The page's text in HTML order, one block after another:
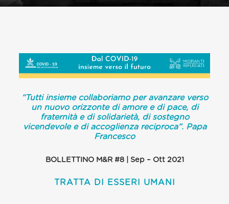
“Tutti insieme collaboriamo per avanzare verso
un nuovo orizzonte di amore e di pace, di
fraternità e di solidarietà, di sostegno
vicendevole e di accoglienza reciproca”. Papa
Francesco
BOLLETTINO M&R #8 | Sep – Ott 2021
TRATTA DI ESSERI UMANI